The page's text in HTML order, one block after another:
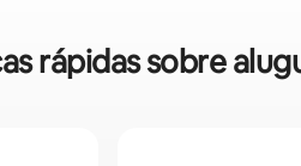
rápidas sobre